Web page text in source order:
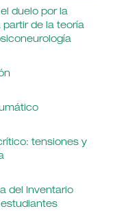
duelo por la
de la teoría
tensiones y
del Inventario